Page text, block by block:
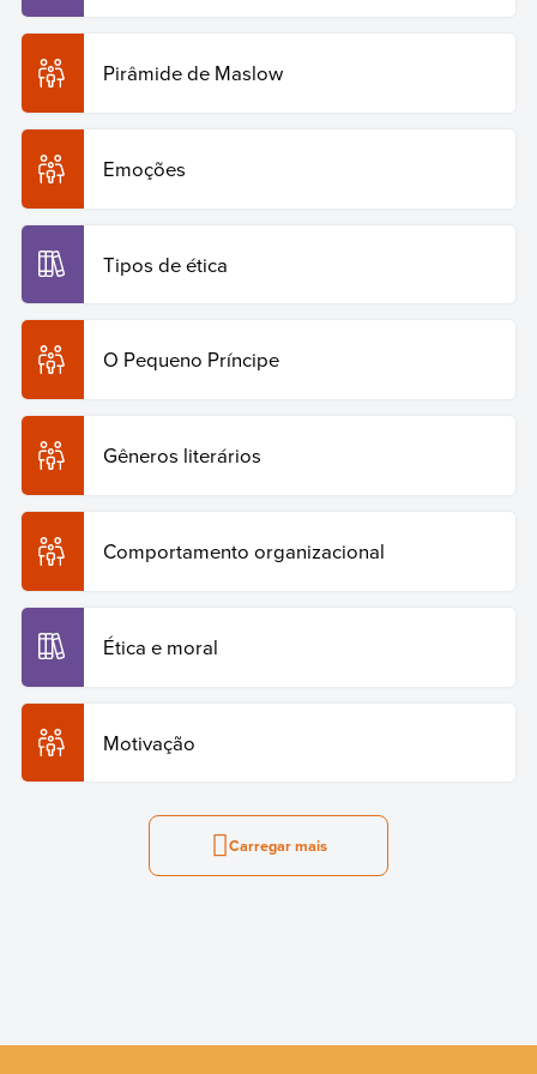
Pirâmide de Maslow
Emoções
Tipos de ética
O Pequeno Príncipe
Gêneros literários
Comportamento organizacional
Ética e moral
Motivação
Carregar mais